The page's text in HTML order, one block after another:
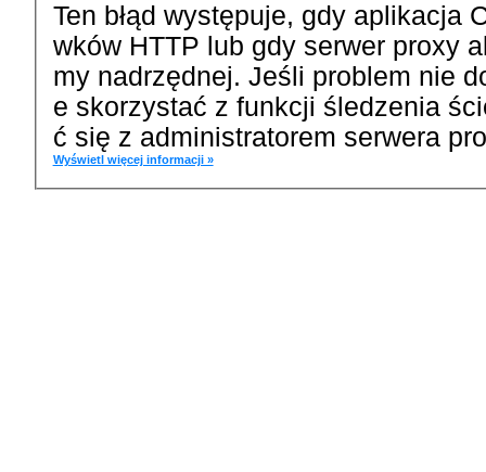
Ten błąd występuje, gdy aplikacja
wków HTTP lub gdy serwer proxy
my nadrzędnej. Jeśli problem nie
e skorzystać z funkcji śledzenia
ć się z administratorem serwera
Wyświetl więcej informacji »